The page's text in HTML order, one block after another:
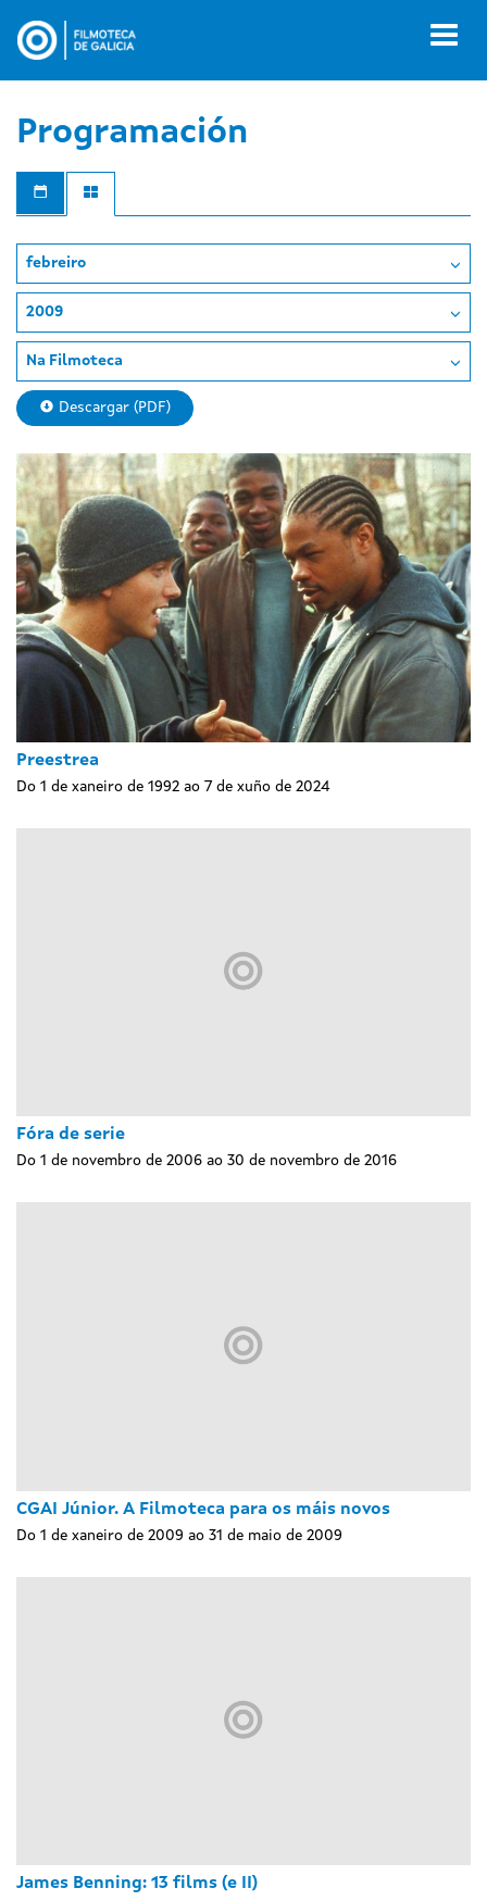
contido
Programación
febreiro
2009
Na Filmoteca
Descargar (PDF)
Preestrea
Do 1 de xaneiro de 1992 ao 7 de xuño de 2024
Fóra de serie
Do 1 de novembro de 2006 ao 30 de novembro de 2016
CGAI Júnior. A Filmoteca para os máis novos
Do 1 de xaneiro de 2009 ao 31 de maio de 2009
James Benning: 13 films (e II)